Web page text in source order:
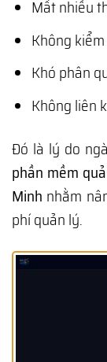
Mất nhiều
Không
Khó phân
Không liên
Đó là lý do
phần mềm
Minh nhằm
phí quản lý.